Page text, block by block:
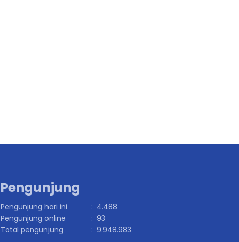
Pengunjung
Pengunjung hari ini : 4.488
Pengunjung online
: 93
Total pengunjung
: 9.948.983